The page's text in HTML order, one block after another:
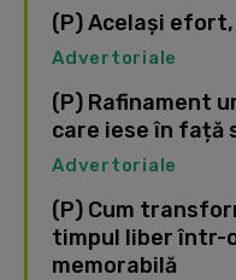
(P) Același
Advertoriale
(P) Rafinament
care iese în față
Advertoriale
(P) Cum
timpul liber într-
memorabilă